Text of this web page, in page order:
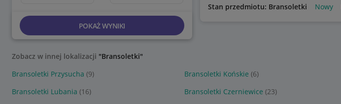
POKAŻ WYNIKI
Stan przedmiotu: Bransoletki Nowy
Zobacz w innej lokalizacji "Bransoletki"
Bransoletki Przysucha (9) Bransoletki Końskie (6)
Bransoletki Lubania (16) Bransoletki Czerniewice (23)